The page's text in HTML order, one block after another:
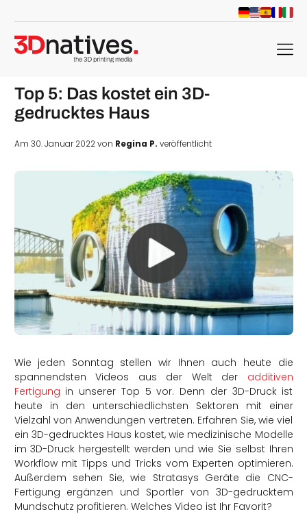
menu
Top 5: Das kostet ein 3D-
gedrucktes Haus
Am 30. Januar 2022 von Regina P. veröffentlicht
Wie jeden Sonntag stellen wir Ihnen auch heute die
spannendsten Videos aus der Welt der additiven
Fertigung in unserer Top 5 vor. Denn der 3D-Druck ist
heute in den unterschiedlichsten Sektoren mit einer
Vielzahl von Anwendungen vertreten. Erfahren Sie, wie viel
ein 3D-gedrucktes Haus kostet, wie medizinische Modelle
im 3D-Druck hergestellt werden und wie Sie selbst Ihren
Workflow mit Tipps und Tricks vom Experten optimieren.
Außerdem sehen Sie, wie Stratasys Geräte die CNC-
Fertigung ergänzen und Sportler von 3D-gedrucktem
Mundschutz profitieren. Welches Video ist Ihr Favorit?